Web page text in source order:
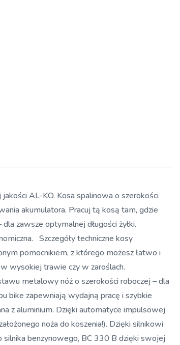
AL-KO. Kosa spalinowa o szerokości
akumulatora. Pracuj tą kosą tam, gdzie
zawsze optymalnej długości żyłki.
Szczegóły techniczne kosy
pomocnikiem, z którego możesz łatwo i
wysokiej trawie czy w zaroślach.
metalowy nóż o szerokości roboczej – dla
bike zapewniają wydajną pracę i szybkie
z aluminium. Dzięki automatyce impulsowej
noża do koszenia!). Dzięki silnikowi
silnika benzynowego, BC 330 B dzięki swojej